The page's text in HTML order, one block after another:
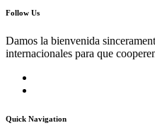
Follow Us
Damos la bienvenida
internacionales para que
Quick Navigation